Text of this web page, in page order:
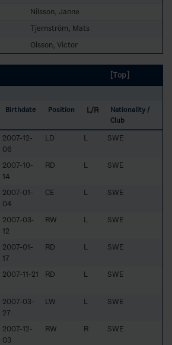
Nilsson, Janne
Tjernström, Mats
Olsson, Victor
[Top]
Birthdate Position L/R
Nationality /
Club
2007-12-
06
LD L SWE
2007-10-
14
RD L SWE
2007-01-
04
CE L SWE
2007-03-
12
RW L SWE
2007-01-
17
RD L SWE
2007-11-21 RD L SWE
2007-03-
27
LW L SWE
2007-12-
03
RW R SWE